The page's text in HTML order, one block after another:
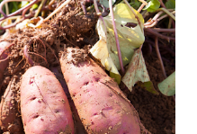
Imamah bukan
“otoritas ilahiah” yang
hujjah atas umat. Al-Kulaini
perkataan Imam adalah
Sunni,